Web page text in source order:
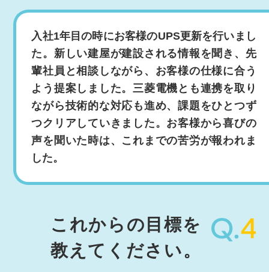
入社1年目の時にお客様のUPS更新を行いまし
た。新しい建屋が建設される情報を聞き、先
輩社員と相談しながら、お客様の仕様に合う
よう提案しました。三菱電機とも連携を取り
ながら技術的な対応も進め、課題をひとつず
つクリアしていきました。お客様から喜びの
声を聞いた時は、これまでの苦労が報われま
した。
これからの目標を
教えてください。